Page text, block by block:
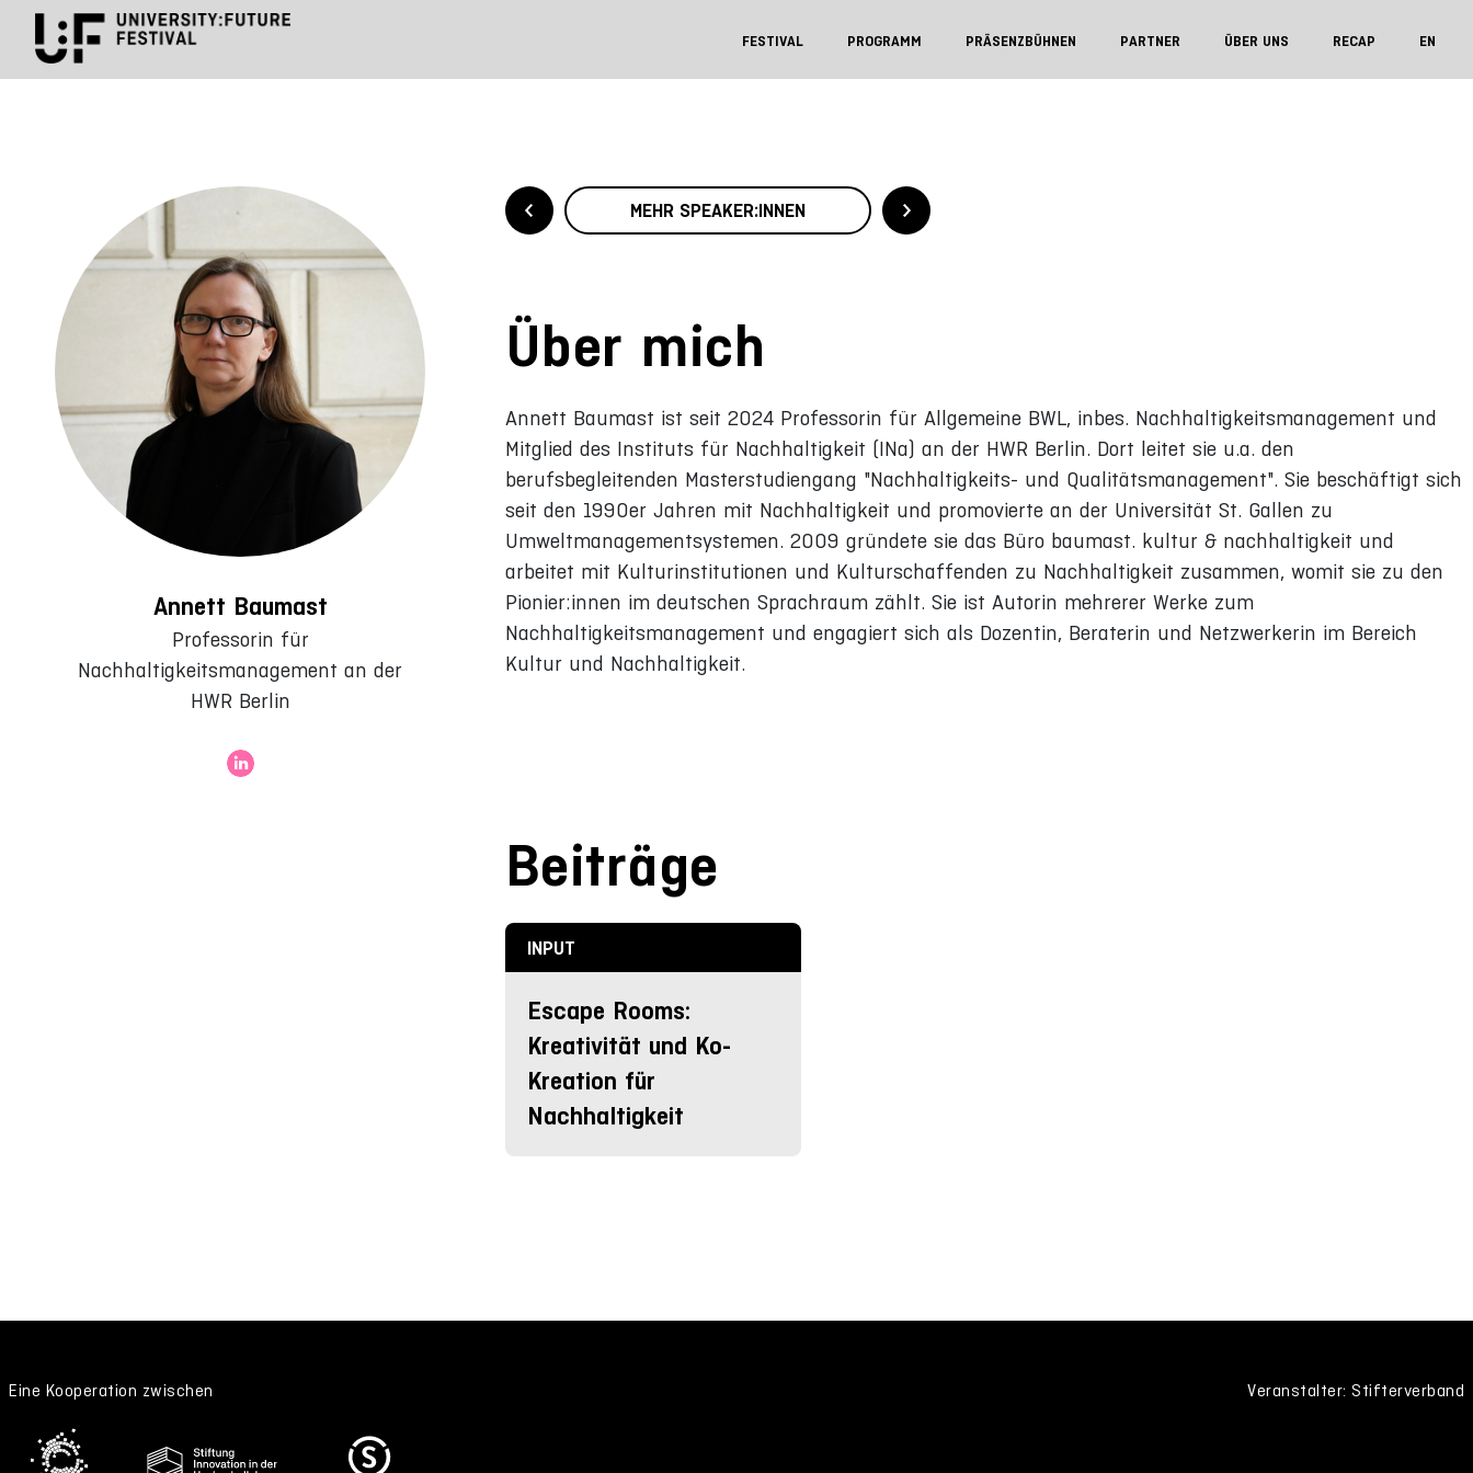
FESTIVAL PROGRAMM PRÄSENZBÜHNEN PARTNER ÜBER UNS RECAP EN
Annett Baumast
Professorin für
Nachhaltigkeitsmanagement an der
HWR Berlin
MEHR SPEAKER:INNEN
Über mich
Annett Baumast ist seit 2024 Professorin für Allgemeine BWL, inbes. Nachhaltigkeitsmanagement und
Mitglied des Instituts für Nachhaltigkeit (INa) an der HWR Berlin. Dort leitet sie u.a. den
berufsbegleitenden Masterstudiengang "Nachhaltigkeits- und Qualitätsmanagement". Sie beschäftigt sich
seit den 1990er Jahren mit Nachhaltigkeit und promovierte an der Universität St. Gallen zu
Umweltmanagementsystemen. 2009 gründete sie das Büro baumast. kultur & nachhaltigkeit und
arbeitet mit Kulturinstitutionen und Kulturschaffenden zu Nachhaltigkeit zusammen, womit sie zu den
Pionier:innen im deutschen Sprachraum zählt. Sie ist Autorin mehrerer Werke zum
Nachhaltigkeitsmanagement und engagiert sich als Dozentin, Beraterin und Netzwerkerin im Bereich
Kultur und Nachhaltigkeit.
Beiträge
INPUT
Escape Rooms:
Kreativität und Ko-
Kreation für
Nachhaltigkeit
Eine Kooperation zwischen Veranstalter: Stifterverband